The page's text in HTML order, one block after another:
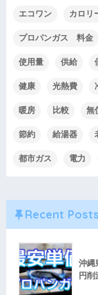
エコワン カロリ
プロパンガス 料金
使用量 供給
健康 光熱費
暖房 比較 無
節約 給湯器
都市ガス 電力
Recent Posts
沖縄
円削